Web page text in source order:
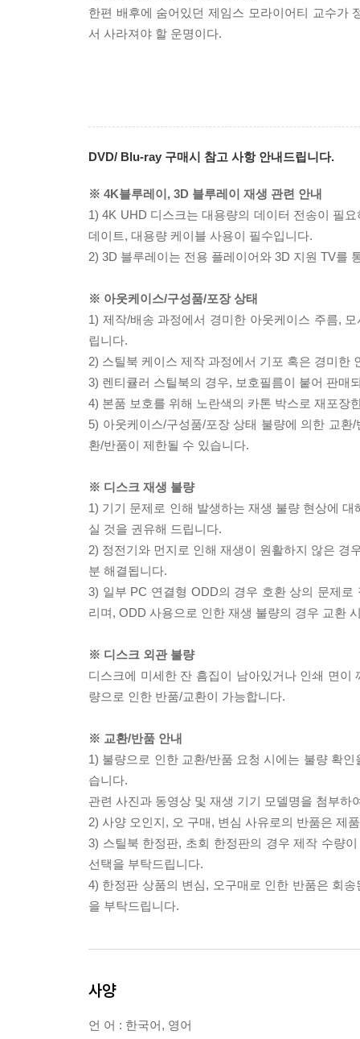
한편 배후에 숨어있던 제임스 모라이어티 교수가
서 사라져야 할 운명이다.
DVD/ Blu-ray 구매시 참고 사항 안내드립니다.
※ 4K블루레이, 3D 블루레이 재생 관련 안내
1) 4K UHD 디스크는 대용량의 데이터 전송이 필
데이트, 대용량 케이블 사용이 필수입니다.
2) 3D 블루레이는 전용 플레이어와 3D 지원 TV를
※ 아웃케이스/구성품/포장 상태
1) 제작/배송 과정에서 경미한 아웃케이스 주름,
립니다.
2) 스틸북 케이스 제작 과정에서 기포 혹은 경미한
3) 렌티큘러 스틸북의 경우, 보호필름이 붙어 판매
4) 본품 보호를 위해 노란색의 카톤 박스로 재포장
5) 아웃케이스/구성품/포장 상태 불량에 의한 교
환/반품이 제한될 수 있습니다.
※ 디스크 재생 불량
1) 기기 문제로 인해 발생하는 재생 불량 현상에
실 것을 권유해 드립니다.
2) 정전기와 먼지로 인해 재생이 원활하지 않은 경
분 해결됩니다.
3) 일부 PC 연결형 ODD의 경우 호환 상의 문제
리며, ODD 사용으로 인한 재생 불량의 경우 교환
※ 디스크 외관 불량
디스크에 미세한 잔 흠집이 남아있거나 인쇄 면
량으로 인한 반품/교환이 가능합니다.
※ 교환/반품 안내
1) 불량으로 인한 교환/반품 요청 시에는 불량 확
습니다.
관련 사진과 동영상 및 재생 기기 모델명을 첨부하
2) 사양 오인지, 오 구매, 변심 사유로의 반품은 제
3) 스틸북 한정판, 초회 한정판의 경우 제작 수량
선택을 부탁드립니다.
4) 한정판 상품의 변심, 오구매로 인한 반품은 회
을 부탁드립니다.
사양
언 어 : 한국어, 영어